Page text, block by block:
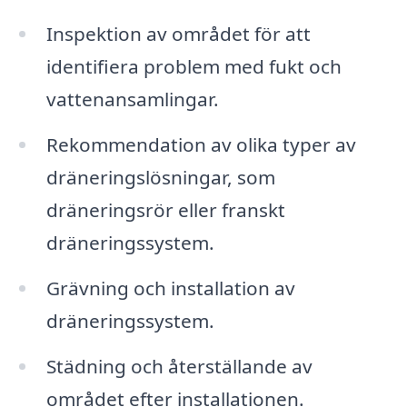
Inspektion av området för att
identifiera problem med fukt och
vattenansamlingar.
Rekommendation av olika typer av
dräneringslösningar, som
dräneringsrör eller franskt
dräneringssystem.
Grävning och installation av
dräneringssystem.
Städning och återställande av
området efter installationen.